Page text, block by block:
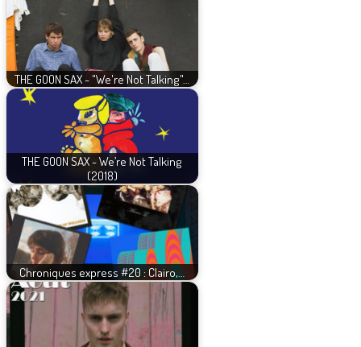
THE GOON SAX - "We're Not Talking"…
THE GOON SAX - We’re Not Talking
(2018)
Chroniques express #20 : Clairo,…